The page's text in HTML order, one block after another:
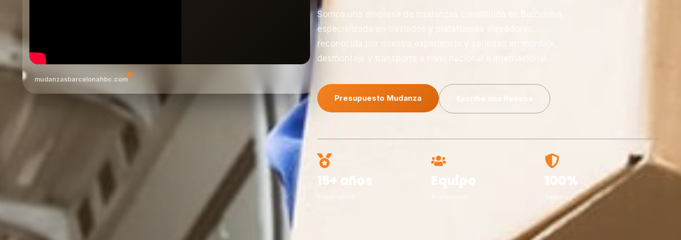
mudanzasbarcelonahbc.com
Somos una empresa de mudanzas constituida en Barcelona,
especializada en traslados y plataformas elevadoras,
reconocida por nuestra experiencia y seriedad en montaje,
desmontaje y transporte a nivel nacional e internacional.
Presupuesto Mudanza Escribe una Reseña
15+ años Equipo 100%
Seguro